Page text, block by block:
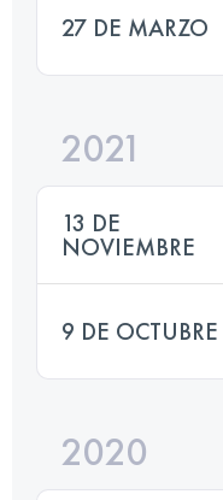
27 DE MARZO
2021
13 DE
NOVIEMBRE
9 DE OCTUBRE
2020